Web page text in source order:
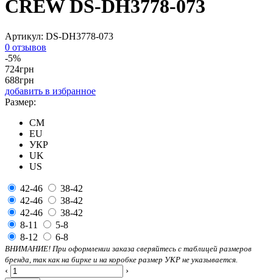
CREW DS-DH3778-073
Артикул: DS-DH3778-073
0 отзывов
-5%
724грн
688грн
добавить в избранное
Размер:
CM
EU
УКР
UK
US
42-46
38-42
42-46
38-42
42-46
38-42
8-11
5-8
8-12
6-8
ВНИМАНИЕ! При оформлении заказа сверяйтесь с таблицей размеров
бренда, так как на бирке и на коробке размер УКР не указывается.
‹ ›